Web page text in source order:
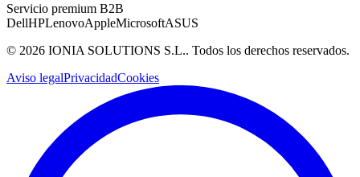
Servicio premium B2B
DellHPLenovoAppleMicrosoftASUS
© 2026 IONIA SOLUTIONS S.L.. Todos los derechos reservados.
Aviso legalPrivacidadCookies